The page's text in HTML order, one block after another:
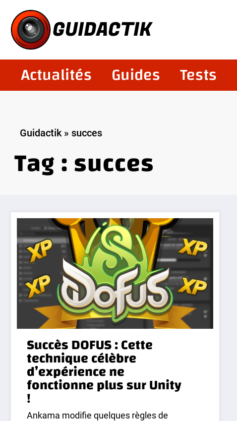
contenu
GUIDACTIK
Actualités Guides Tests
Guidactik» succes
Tag : succes
Succès DOFUS : Cette
technique célèbre
d’expérience ne
fonctionne plus sur Unity
!
Ankama modifie quelques règles de